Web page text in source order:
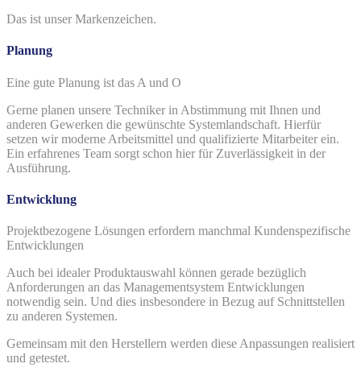
Das ist unser Markenzeichen.
Planung
Eine gute Planung ist das A und O
Gerne planen unsere Techniker in Abstimmung mit Ihnen und
anderen Gewerken die gewünschte Systemlandschaft. Hierfür
setzen wir moderne Arbeitsmittel und qualifizierte Mitarbeiter ein.
Ein erfahrenes Team sorgt schon hier für Zuverlässigkeit in der
Ausführung.
Entwicklung
Projektbezogene Lösungen erfordern manchmal Kundenspezifische
Entwicklungen
Auch bei idealer Produktauswahl können gerade bezüglich
Anforderungen an das Managementsystem Entwicklungen
notwendig sein. Und dies insbesondere in Bezug auf Schnittstellen
zu anderen Systemen.
Gemeinsam mit den Herstellern werden diese Anpassungen realisiert
und getestet.